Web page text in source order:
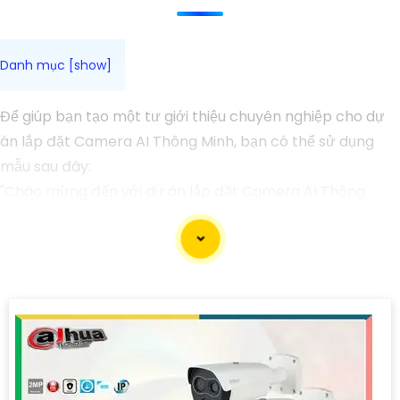
Để giúp bạn tạo một tư giới thiệu chuyên nghiệp cho dự
án lắp đặt Camera AI Thông Minh, bạn có thể sử dụng
mẫu sau đây:
Minh chuyên nghiệp của chúng tôi!
Chúng tôi là đội ngũ chuyên gia với nhiều năm kinh
nghiệm trong lĩnh vực công nghệ an ninh và Camera AI.
chúng tôi cam kết mang đến giải pháp an ninh hiệu quả
và tiên tiến nhất cho dự án của bạn.
Với việc tích hợp công nghệ AI thông minh vào hệ thống
Camera, chúng tôi tự tin việc giám sát và bảo vệ tài sản